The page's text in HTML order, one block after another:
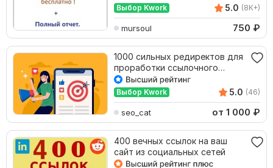
Выбор Kwork 5.0 (8K+)
mursoul 750 ₽
1000 сильных редиректов для
проработки ссылочного
портфеля
Выбор Kwork 5.0 (46)
seo_cat от 1 000 ₽
400 вечных ссылок на ваш
сайт из социальных сетей